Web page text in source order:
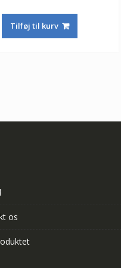
pris
var:
Tilføj til kurv
os